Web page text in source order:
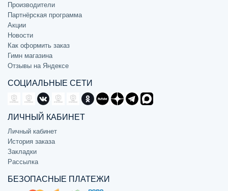
Производители
Партнёрская программа
Акции
Новости
Как оформить заказ
Гимн магазина
Отзывы на Яндексе
СОЦИАЛЬНЫЕ СЕТИ
ЛИЧНЫЙ КАБИНЕТ
Личный кабинет
История заказа
Закладки
Рассылка
БЕЗОПАСНЫЕ ПЛАТЕЖИ